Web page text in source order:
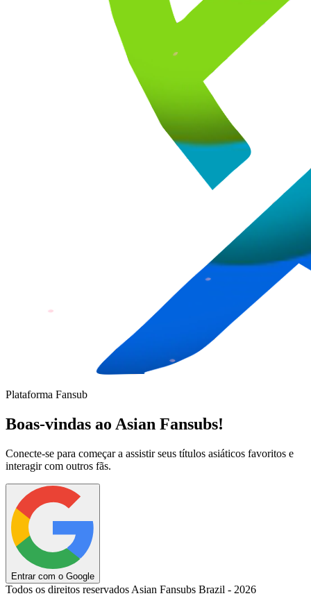
Plataforma Fansub
Boas-vindas ao Asian Fansubs!
Conecte-se para começar a assistir seus títulos asiáticos favoritos e
interagir com outros fãs.
Entrar com o Google
Todos os direitos reservados Asian Fansubs Brazil - 2026